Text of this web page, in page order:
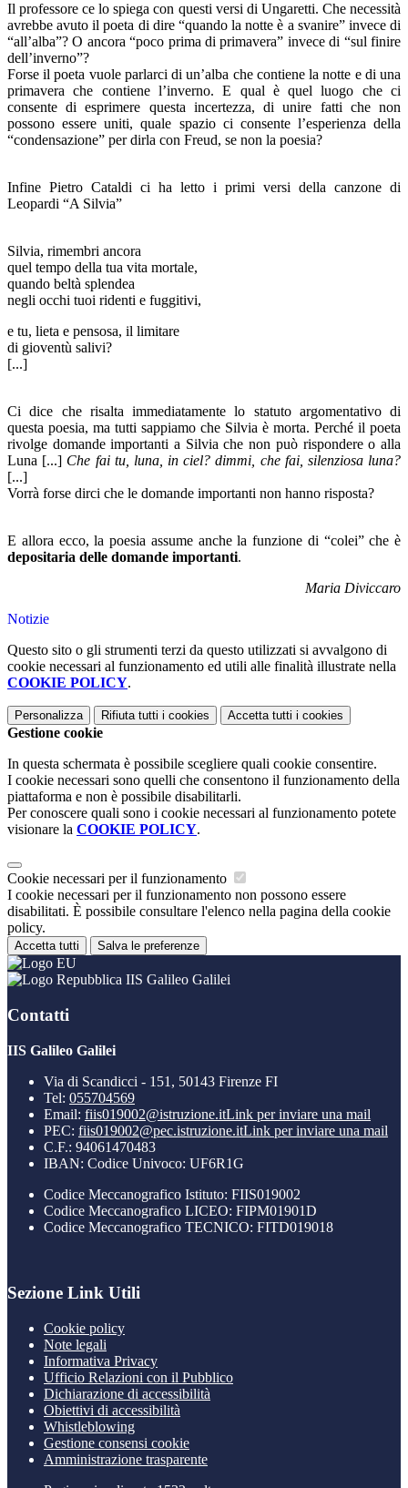
Il professore ce lo spiega con questi versi di Ungaretti. Che necessità
avrebbe avuto il poeta di dire “quando la notte è a svanire” invece di
“all’alba”? O ancora “poco prima di primavera” invece di “sul finire
dell’inverno”?
Forse il poeta vuole parlarci di un’alba che contiene la notte e di una
primavera che contiene l’inverno. E qual è quel luogo che ci
consente di esprimere questa incertezza, di unire fatti che non
possono essere uniti, quale spazio ci consente l’esperienza della
“condensazione” per dirla con Freud, se non la poesia?
Infine Pietro Cataldi ci ha letto i primi versi della canzone di
Leopardi “A Silvia”
Silvia, rimembri ancora
quel tempo della tua vita mortale,
quando beltà splendea
negli occhi tuoi ridenti e fuggitivi,
e tu, lieta e pensosa, il limitare
di gioventù salivi?
[...]
Ci dice che risalta immediatamente lo statuto argomentativo di
questa poesia, ma tutti sappiamo che Silvia è morta. Perché il poeta
rivolge domande importanti a Silvia che non può rispondere o alla
Luna [...] Che fai tu, luna, in ciel? dimmi, che fai, silenziosa luna?
[...]
Vorrà forse dirci che le domande importanti non hanno risposta?
E allora ecco, la poesia assume anche la funzione di “colei” che è
depositaria delle domande importanti.
Maria Diviccaro
Notizie
Questo sito o gli strumenti terzi da questo utilizzati si avvalgono di
cookie necessari al funzionamento ed utili alle finalità illustrate nella
COOKIE POLICY.
Personalizza Rifiuta tutti i cookies Accetta tutti i cookies
Gestione cookie
In questa schermata è possibile scegliere quali cookie consentire.
I cookie necessari sono quelli che consentono il funzionamento della
piattaforma e non è possibile disabilitarli.
Per conoscere quali sono i cookie necessari al funzionamento potete
visionare la COOKIE POLICY.
Cookie necessari per il funzionamento
I cookie necessari per il funzionamento non possono essere
disabilitati. È possibile consultare l'elenco nella pagina della cookie
policy.
Accetta tutti Salva le preferenze
IIS Galileo Galilei
Contatti
IIS Galileo Galilei
Via di Scandicci - 151, 50143 Firenze FI
Tel: 055704569
Email: fiis019002@istruzione.itLink per inviare una mail
PEC: fiis019002@pec.istruzione.itLink per inviare una mail
C.F.: 94061470483
IBAN: Codice Univoco: UF6R1G
Codice Meccanografico Istituto: FIIS019002
Codice Meccanografico LICEO: FIPM01901D
Codice Meccanografico TECNICO: FITD019018
Sezione Link Utili
Cookie policy
Note legali
Informativa Privacy
Ufficio Relazioni con il Pubblico
Dichiarazione di accessibilità
Obiettivi di accessibilità
Whistleblowing
Gestione consensi cookie
Amministrazione trasparente